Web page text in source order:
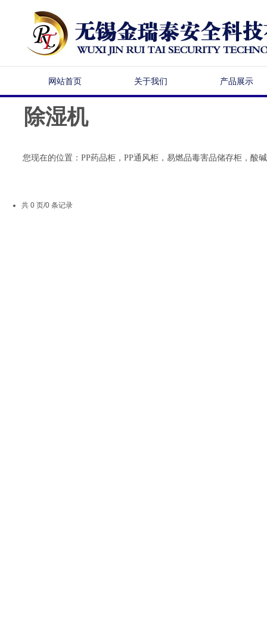
网站首页 关于我们 产品展示
幻灯片
您现在的位置： PP药品柜，PP通风柜，易燃品毒害品储存柜，酸
除湿机
共 0 页/0 条记录